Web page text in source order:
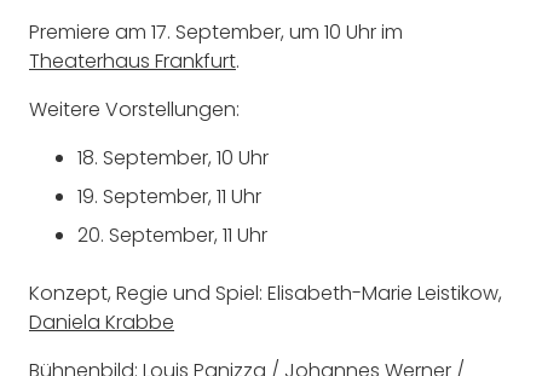
Premiere am 17. September, um 10 Uhr im
Theaterhaus Frankfurt.
Weitere Vorstellungen:
18. September, 10 Uhr
19. September, 11 Uhr
20. September, 11 Uhr
Konzept, Regie und Spiel: Elisabeth-Marie Leistikow,
Daniela Krabbe